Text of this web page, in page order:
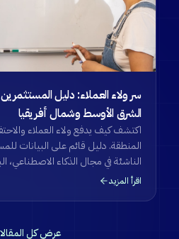
سر ولاء العملاء: دليل
الشرق الأوسط وشمال أفريقيا
اكتشف كيف يدفع ولاء العملاء
المنطقة. دليل قائم على البيانات
والتحول الرقمي.
اقرأ المزيد
عرض كل